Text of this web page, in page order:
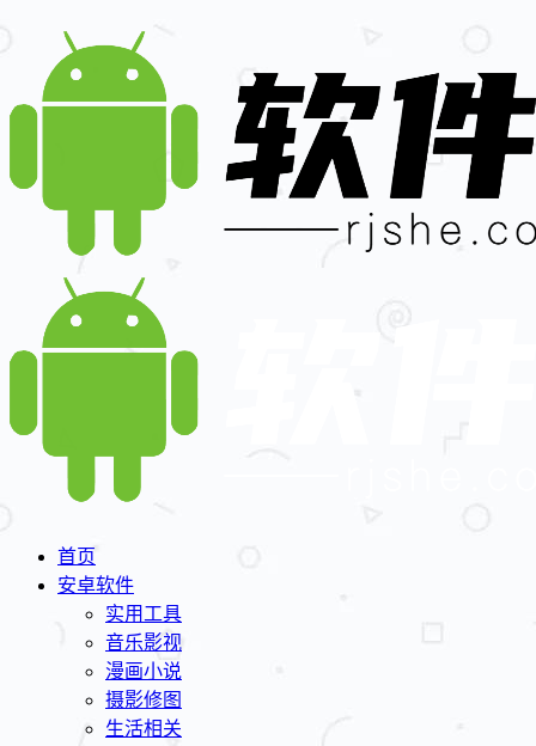
首页
安卓软件
实用工具
音乐影视
漫画小说
摄影修图
生活相关